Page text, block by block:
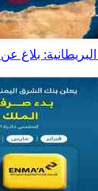
بلاغ